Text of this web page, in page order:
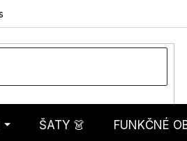
ŠATY 👗 FUNKČNÉ